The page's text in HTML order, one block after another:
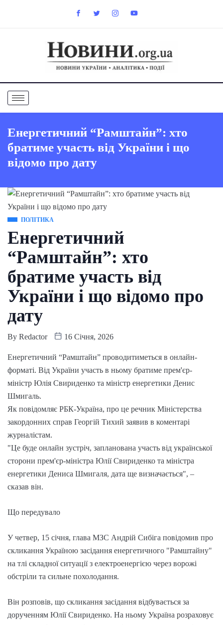
Енергетичний “Рамштайн”: хто
братиме участь від України і що
відомо про дату
ПОЛІТИКА
Енергетичний
“Рамштайн”: хто
братиме участь від
України і що відомо про
дату
By Redactor 16 Січня, 2026
Енергетичний “Рамштайн” проводитиметься в онлайн-
форматі. Від України участь в ньому братиме прем'єр-
міністр Юлія Свириденко та міністр енергетики Денис
Шмигаль.
Як повідомляє РБК-Україна, про це речник Міністерства
закордонних справ Георгій Тихий заявив в коментарі
журналістам.
"Це буде онлайн зустріч, запланована участь від української
сторони прем'єр-міністра Юлії Свириденко та міністра
енергетики Дениса Шмигаля, дата ще визначається", –
сказав він.
Що передувало
У четвер, 15 січня, глава МЗС Андрій Сибіга повідомив про
скликання Україною засідання енергетичного "Рамштайну"
на тлі складної ситуації з електроенергією через ворожі
обстріли та сильне похолодання.
Він розповів, що скликання засідання відбувається за
дорученням Юлії Свириденко. На ньому Україна розраховує